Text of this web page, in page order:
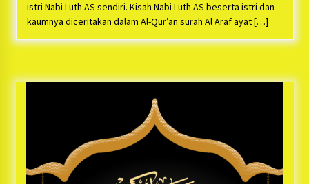
Ketua Umum Jurpala KOSMI Indonesia Gilang
Support Camat Kedungwaringin Memberikan
Indonesia dan KOSMI Indonesia Atas Respon
Cepat Polres Metro Bekasi dan Polsek Cikarang
Timur yang Tangkap Oknum Ormas Terkait
Pengusiran Pendirian Posko
1 tahun ago
Kodim 0509 Kabupaten Bekasi Terima 20
Perahu Bantuan Dari Panglima TNI
1 tahun ago
istri Nabi Luth AS sendiri. Kisah Nabi Luth AS beserta istri dan
kaumnya diceritakan dalam Al-Qur’an surah Al Araf ayat […]